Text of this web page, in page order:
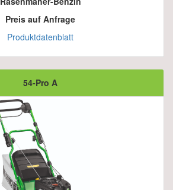
Preis auf Anfrage
Produktdatenblatt
54-Pro A